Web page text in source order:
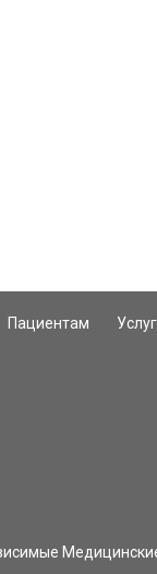
Пациентам